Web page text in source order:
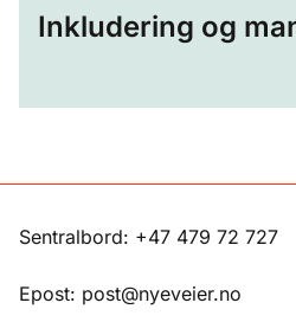
Inkludering og
Sentralbord: +47 479 72 727
Epost: post@nyeveier.no